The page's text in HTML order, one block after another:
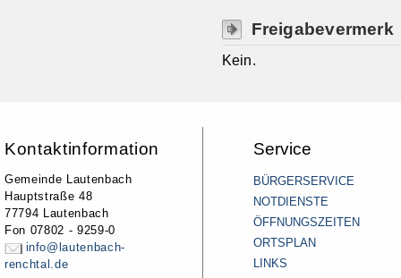
Freigabevermerk
Kein.
Kontaktinformation
Gemeinde Lautenbach
Hauptstraße 48
77794 Lautenbach
Fon 07802 - 9259-0
info@lautenbach-
renchtal.de
Service
BÜRGERSERVICE
NOTDIENSTE
ÖFFNUNGSZEITEN
ORTSPLAN
LINKS